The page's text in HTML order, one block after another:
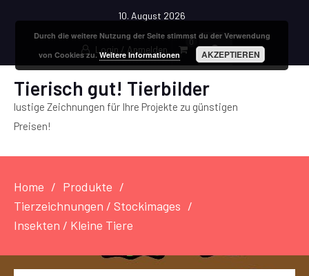
10. August 2026
Login / Anmelden
0
Tierisch gut! Tierbilder
lustige Zeichnungen für Ihre Projekte zu günstigen
Preisen!
Home
Produkte
Tierzeichnungen / Stockimages
Insekten / Kleine Tiere
Durch die weitere Nutzung der Seite stimmst du der Verwendung
von Cookies zu.Weitere Informationen AKZEPTIEREN